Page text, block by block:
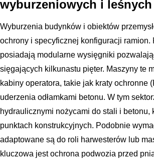
wyburzeniowych i leśnych
Wyburzenia budynków i obiektów
ochrony i specyficznej konfiguracji
posiadają modularne wysięgniki
sięgających kilkunastu pięter. Maszyny te
kabiny operatora, takie jak kraty ochronne
uderzenia odłamkami betonu. W tym
hydraulicznymi nożycami do stali i
punktach konstrukcyjnych. Podobnie
adaptowane są do roli harwesterów lub
kluczowa jest ochrona podwozia przed